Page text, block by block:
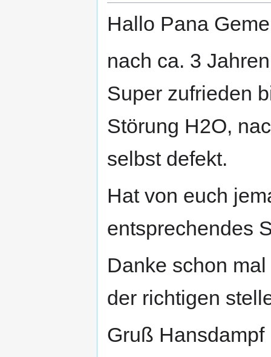
Hallo Pana
nach ca. 3
Super zufrieden
Störung H2O,
selbst defekt.
Hat von euch
entsprechendes
Danke schon
der richtigen
Gruß Hansdampf